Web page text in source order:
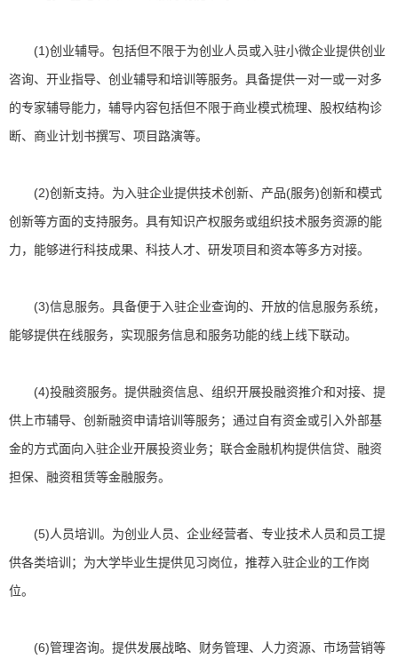
(1)创业辅导。包括但不限于为创业人员或入驻小微企业提供创业
咨询、开业指导、创业辅导和培训等服务。具备提供一对一或一对多
的专家辅导能力，辅导内容包括但不限于商业模式梳理、股权结构诊
断、商业计划书撰写、项目路演等。
(2)创新支持。为入驻企业提供技术创新、产品(服务)创新和模式
创新等方面的支持服务。具有知识产权服务或组织技术服务资源的能
力，能够进行科技成果、科技人才、研发项目和资本等多方对接。
(3)信息服务。具备便于入驻企业查询的、开放的信息服务系统，
能够提供在线服务，实现服务信息和服务功能的线上线下联动。
(4)投融资服务。提供融资信息、组织开展投融资推介和对接、提
供上市辅导、创新融资申请培训等服务；通过自有资金或引入外部基
金的方式面向入驻企业开展投资业务；联合金融机构提供信贷、融资
担保、融资租赁等金融服务。
(5)人员培训。为创业人员、企业经营者、专业技术人员和员工提
供各类培训；为大学毕业生提供见习岗位，推荐入驻企业的工作岗
位。
(6)管理咨询。提供发展战略、财务管理、人力资源、市场营销等